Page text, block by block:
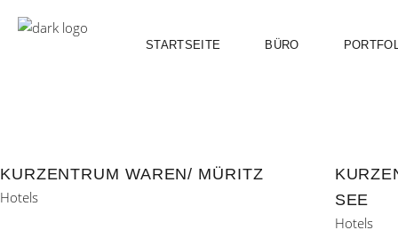
STARTSEITE BÜRO
KURZENTRUM WAREN/ MÜRITZ
Hotels
EE
Hotels